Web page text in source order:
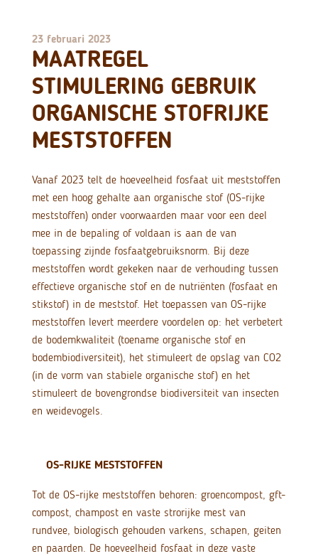
23 februari 2023
MAATREGEL
STIMULERING GEBRUIK
ORGANISCHE STOFRIJKE
MESTSTOFFEN
Vanaf 2023 telt de hoeveelheid fosfaat uit meststoffen
met een hoog gehalte aan organische stof (OS-rijke
meststoffen) onder voorwaarden maar voor een deel
mee in de bepaling of voldaan is aan de van
toepassing zijnde fosfaatgebruiksnorm. Bij deze
meststoffen wordt gekeken naar de verhouding tussen
effectieve organische stof en de nutriënten (fosfaat en
stikstof) in de meststof. Het toepassen van OS-rijke
meststoffen levert meerdere voordelen op: het verbetert
de bodemkwaliteit (toename organische stof en
bodembiodiversiteit), het stimuleert de opslag van CO2
(in de vorm van stabiele organische stof) en het
stimuleert de bovengrondse biodiversiteit van insecten
en weidevogels.
OS-RIJKE MESTSTOFFEN
Tot de OS-rijke meststoffen behoren: groencompost, gft-
compost, champost en vaste strorijke mest van
rundvee, biologisch gehouden varkens, schapen, geiten
en paarden. De hoeveelheid fosfaat in deze vaste